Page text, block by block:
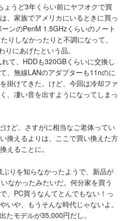
ょうど3年くらい前にヤフオクで買
、家族でアメリカにいるときに買っ
ンのPenM 1.5GHzくらいのノート
りしなかったりと不調になって、
にあげたという品。
て、HDDも320GBくらいに交換し
、無線LANのアダプターも11nのに
掛けてきた。けど、今回は冷却ファ
、凄い音を出すようになってしまっ
けど、さすがに相当なご老体ってい
換えるよりは、ここで買い換えた方
えることに。
りを知らなかったようで、新品が
なかったみたいだ。何分家を買う
、PC買うなんてとんでもない！っ
いや、もうそんな時代じゃないよ。
たモデルが35,000円だし。